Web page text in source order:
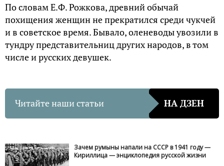
По словам Е.Ф. Рожкова, древний обычай
похищения женщин не прекратился среди чукчей
и в советское время. Бывало, оленеводы увозили в
тундру представительниц других народов, в том
числе и русских девушек.
Читайте наши статьи НА ДЗЕН
Зачем румыны напали на СССР в 1941 году —
Кириллица — энциклопедия русской жизни